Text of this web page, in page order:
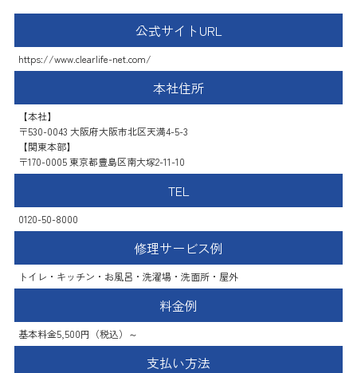
公式サイトURL
https://www.clearlife-net.com/
本社住所
【本社】
〒530-0043 大阪府大阪市北区天満4-5-3
【関東本部】
〒170-0005 東京都豊島区南大塚2-11-10
TEL
0120-50-8000
修理サービス例
トイレ・キッチン・お風呂・洗濯場・洗面所・屋外
料金例
基本料金5,500円（税込）～
支払い方法